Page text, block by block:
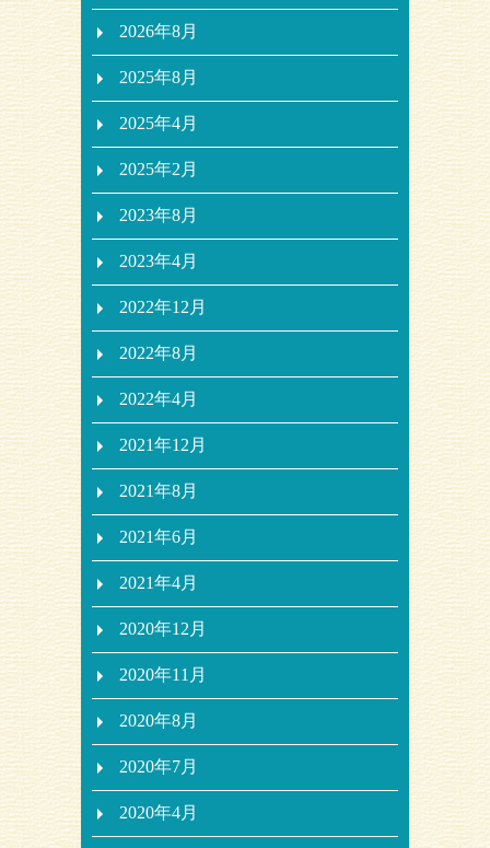
2026年8月
2025年8月
2025年4月
2025年2月
2023年8月
2023年4月
2022年12月
2022年8月
2022年4月
2021年12月
2021年8月
2021年6月
2021年4月
2020年12月
2020年11月
2020年8月
2020年7月
2020年4月